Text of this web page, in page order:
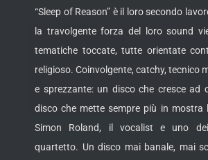
“Sleep of Reason” è il loro secondo
la travolgente forza del loro sound
tematiche toccate, tutte orientate
religioso. Coinvolgente, catchy, tecnico
e sprezzante: un disco che cresce ad
disco che mette sempre più in mostra
Simon Roland, il vocalist e uno
quartetto. Un disco mai banale, mai